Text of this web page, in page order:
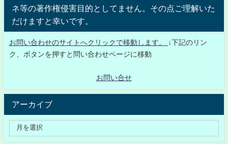
ネ等の著作権侵害目的としてません。その点ご理解いた
だけますと幸いです。
お問い合わせのサイトへクリックで移動します。
↓下記のリン
ク、ボタンを押すと問い合わせページに移動
お問い合せ
アーカイブ